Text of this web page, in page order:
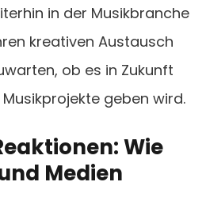
in der Musikbranche
kreativen Austausch
ob es in Zukunft
geben wird.
Wie
Medien